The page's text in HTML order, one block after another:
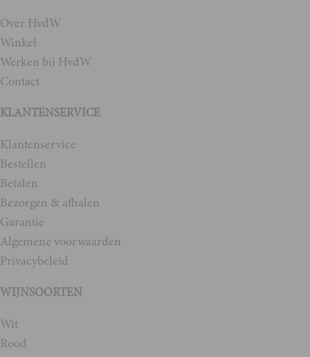
Over HvdW
Winkel
Werken bij HvdW
Contact
KLANTENSERVICE
Klantenservice
Bestellen
Betalen
Bezorgen & afhalen
Garantie
Algemene voorwaarden
Privacybeleid
WIJNSOORTEN
Wit
Rood